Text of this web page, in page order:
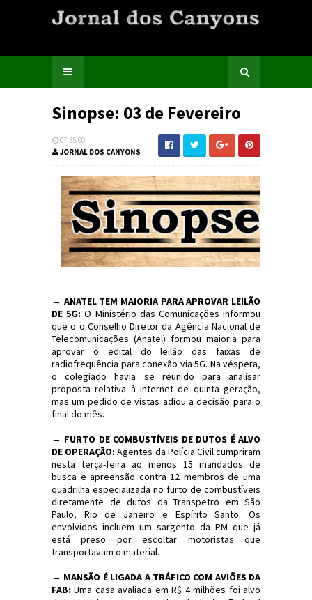
Sinopse: 03 de Fevereiro
07:35:00
JORNAL DOS CANYONS
→ ANATEL TEM MAIORIA PARA APROVAR LEILÃO
DE 5G: O Ministério das Comunicações informou
que o o Conselho Diretor da Agência Nacional de
Telecomunicações (Anatel) formou maioria para
aprovar o edital do leilão das faixas de
radiofrequência para conexão via 5G. Na véspera,
o colegiado havia se reunido para analisar
proposta relativa à internet de quinta geração,
mas um pedido de vistas adiou a decisão para o
final do mês.
→ FURTO DE COMBUSTÍVEIS DE DUTOS É ALVO
DE OPERAÇÃO: Agentes da Polícia Civil cumpriram
nesta terça-feira ao menos 15 mandados de
busca e apreensão contra 12 membros de uma
quadrilha especializada no furto de combustíveis
diretamente de dutos da Transpetro em São
Paulo, Rio de Janeiro e Espírito Santo. Os
envolvidos incluem um sargento da PM que já
está preso por escoltar motoristas que
transportavam o material.
→ MANSÃO É LIGADA A TRÁFICO COM AVIÕES DA
FAB: Uma casa avaliada em R$ 4 milhões foi alvo